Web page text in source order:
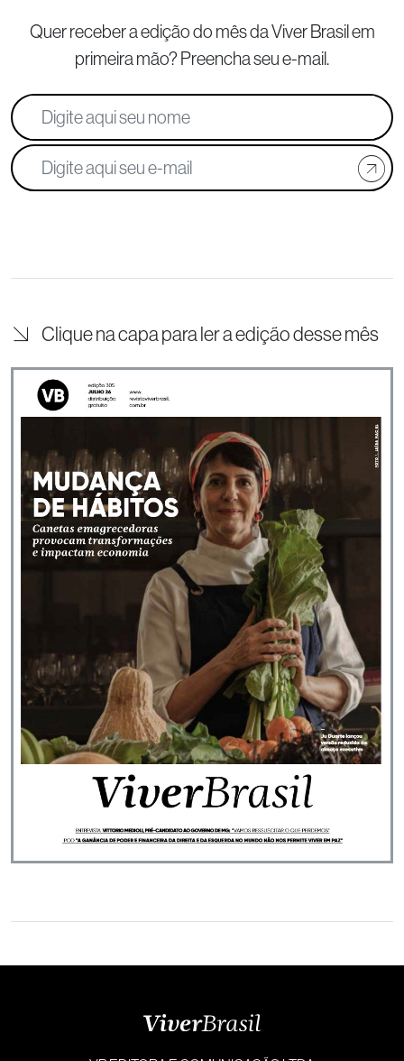
Quer receber a edição do mês da Viver Brasilem
primeira mão? Preencha seu e-mail.
Clique na capa para ler a edição desse mês